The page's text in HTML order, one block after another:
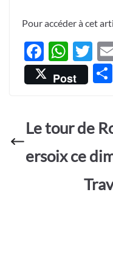
Pour accéder à cet
F
ac
e
o
o
k
W
h
at
A
p
p
T
w
itt
Post
Le tour de
ersoix ce